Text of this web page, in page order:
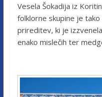
Vesela Šokadija iz
folklorne skupine je
prireditev, ki je
enako mislečih ter